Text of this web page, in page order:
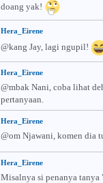
doang yak!
Hera_Eirene
@kang Jay, lagi ngupil!
Hera_Eirene
⁣@mbak Nani, coba lihat
pertanyaan.
Hera_Eirene
⁣@om Njawani, komen dia
Hera_Eirene
⁣Misalnya si penanya tanya